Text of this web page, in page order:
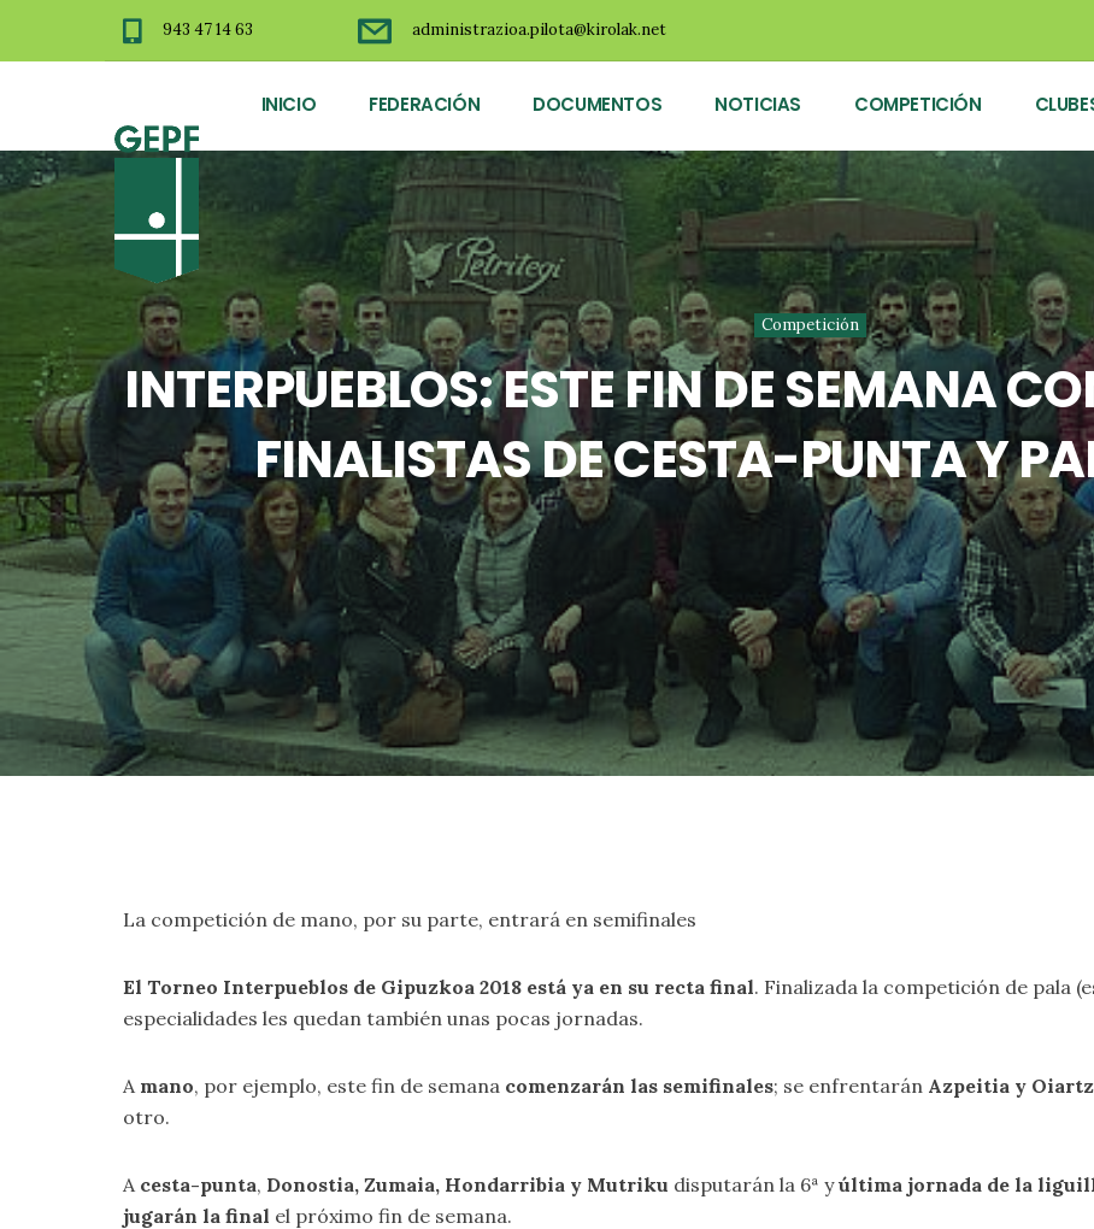
943 47 14 63 administrazioa.pilota@kirolak.net
INICIO FEDERACIÓN DOCUMENTOS NOTICIAS COMPETICIÓN
Competición
INTERPUEBLOS: ESTE FIN DE SEMANA
FINALISTAS DE CESTA-PUNTA Y
La competición de mano, por su parte, entrará en semifinales
El Torneo Interpueblos de Gipuzkoa 2018 está ya en su recta final. Finalizada la competición de pala
especialidades les quedan también unas pocas jornadas.
A mano, por ejemplo, este fin de semana comenzarán las semifinales; se enfrentarán Azpeitia y
otro.
A cesta-punta, Donostia, Zumaia, Hondarribia y Mutriku disputarán la 6ª yúltima jornada de la
jugarán la final el próximo fin de semana.